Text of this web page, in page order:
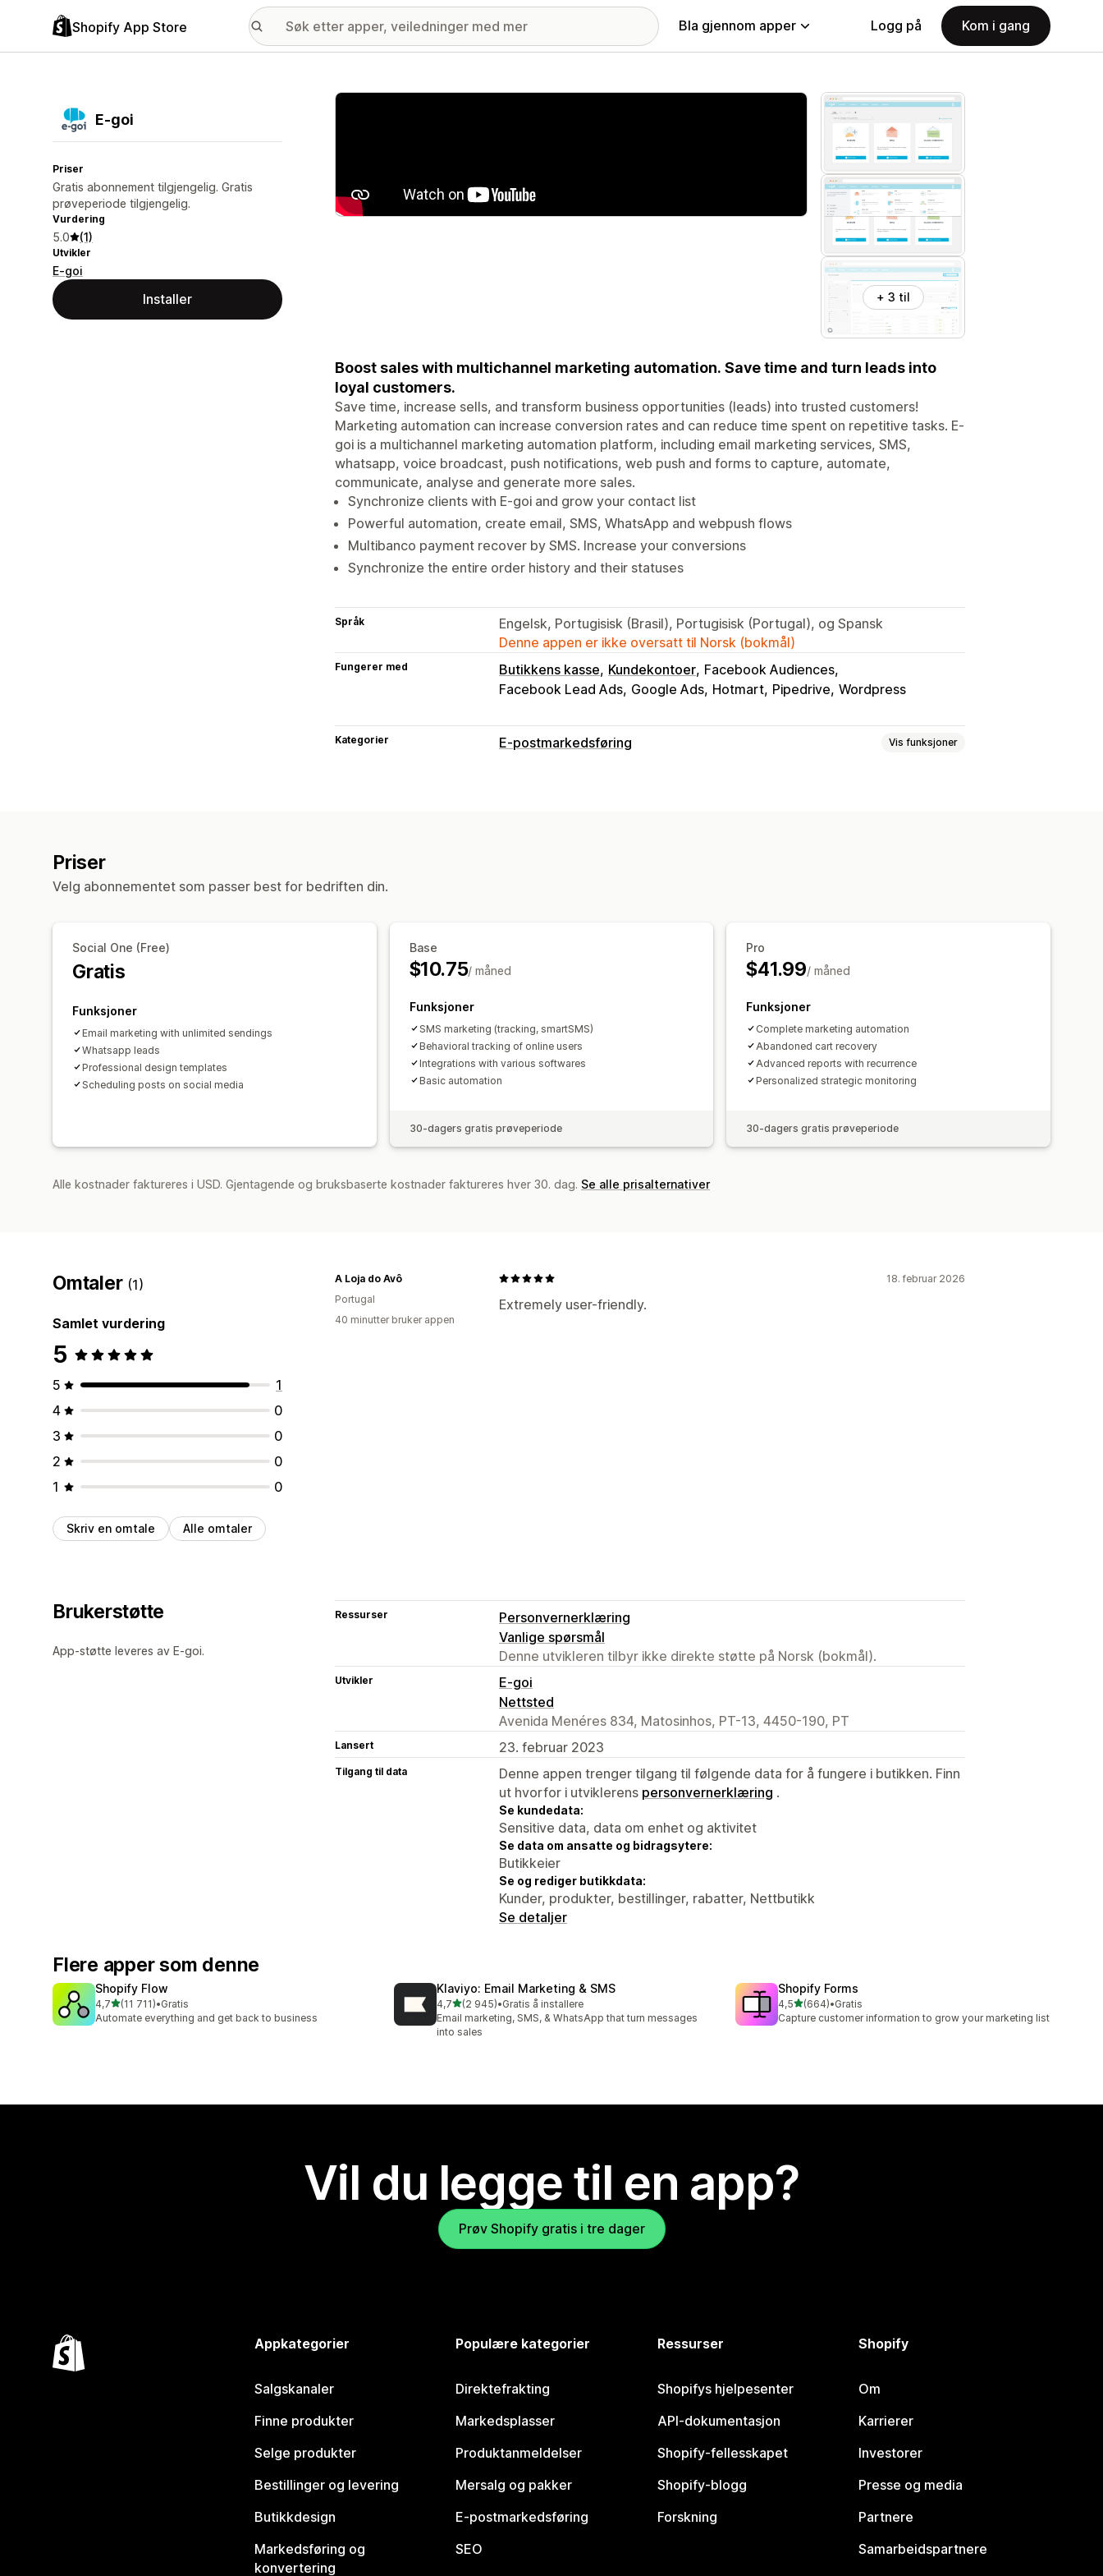
Shopify App Store Bla gjennom apper Logg på Kom i gang
E‑goi
Priser
Gratis abonnement tilgjengelig. Gratis
prøveperiode tilgjengelig.
Vurdering
5.0 (1)
Utvikler
E-goi
Installer
Galleri med fremhevede bilder
+ 3 til
Boost sales with multichannel marketing automation. Save time and turn leads into
loyal customers.
Save time, increase sells, and transform business opportunities (leads) into trusted customers!
Marketing automation can increase conversion rates and can reduce time spent on repetitive tasks. E-
goi is a multichannel marketing automation platform, including email marketing services, SMS,
whatsapp, voice broadcast, push notifications, web push and forms to capture, automate,
communicate, analyse and generate more sales.
Synchronize clients with E-goi and grow your contact list
Powerful automation, create email, SMS, WhatsApp and webpush flows
Multibanco payment recover by SMS. Increase your conversions
Synchronize the entire order history and their statuses
Språk
Engelsk, Portugisisk (Brasil), Portugisisk (Portugal), og Spansk
Denne appen er ikke oversatt til Norsk (bokmål)
Fungerer med Butikkens kasse Kundekontoer Facebook Audiences
Facebook Lead Ads Google Ads Hotmart Pipedrive Wordpress
Kategorier E-postmarkedsføring Vis funksjoner
Liste for innhenting av e-postadresser
Priser
Velg abonnementet som passer best for bedriften din.
Social One (Free)
Gratis
Funksjoner
Email marketing with unlimited sendings
Whatsapp leads
Professional design templates
Scheduling posts on social media
Base
$10.75/ måned
Funksjoner
SMS marketing (tracking, smartSMS)
Behavioral tracking of online users
Integrations with various softwares
Basic automation
30-dagers gratis prøveperiode
Pro
$41.99/ måned
Funksjoner
Complete marketing automation
Abandoned cart recovery
Advanced reports with recurrence
Personalized strategic monitoring
30-dagers gratis prøveperiode
Alle kostnader faktureres i USD. Gjentagende og bruksbaserte kostnader faktureres hver 30. dag. Se alle prisalternativer
Omtaler (1)
Samlet vurdering
5
5
1
4
0
3
0
2
0
1
0
Skriv en omtale Alle omtaler
18. februar 2026
Extremely user-friendly.
A Loja do Avô
Portugal
40 minutter bruker appen
Brukerstøtte
App-støtte leveres av E-goi.
Ressurser
Personvernerklæring
Vanlige spørsmål
Denne utvikleren tilbyr ikke direkte støtte på Norsk (bokmål).
Utvikler
E-goi
Nettsted
Avenida Menéres 834, Matosinhos, PT-13, 4450-190, PT
Lansert 23. februar 2023
Tilgang til data
Denne appen trenger tilgang til følgende data for å fungere i butikken. Finn
ut hvorfor i utviklerens personvernerklæring .
Se kundedata:
Sensitive data, data om enhet og aktivitet
Se data om ansatte og bidragsytere:
Butikkeier
Se og rediger butikkdata:
Kunder, produkter, bestillinger, rabatter, Nettbutikk
Se detaljer
Flere apper som denne
Shopify Flow
4,7av 5 stjerner
(11 711)
Totalt 11711 omtaler
•Gratis
Automate everything and get back to business
Klaviyo: Email Marketing & SMS
4,7av 5 stjerner
(2 945)
Totalt 2945 omtaler
•Gratis å installere
Email marketing, SMS, & WhatsApp that turn messages
into sales
Shopify Forms
4,5av 5 stjerner
(664)
Totalt 664 omtaler
•Gratis
Capture customer information to grow your marketing list
Vil du legge til en app?
Prøv Shopify gratis i tre dager
Appkategorier
Salgskanaler
Finne produkter
Selge produkter
Bestillinger og levering
Butikkdesign
Markedsføring og
konvertering
Populære kategorier
Direktefrakting
Markedsplasser
Produktanmeldelser
Mersalg og pakker
E-postmarkedsføring
SEO
Ressurser
Shopifys hjelpesenter
API-dokumentasjon
Shopify-fellesskapet
Shopify-blogg
Forskning
Shopify
Om
Karrierer
Investorer
Presse og media
Partnere
Samarbeidspartnere